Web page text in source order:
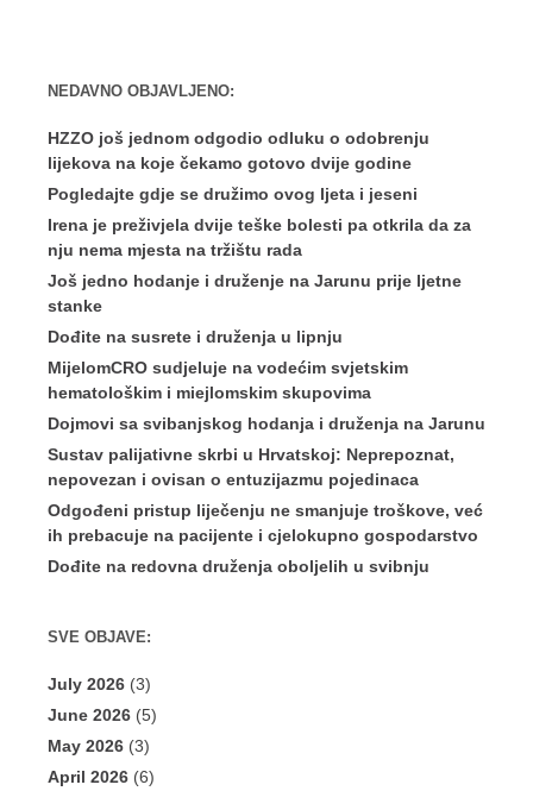
NEDAVNO OBJAVLJENO:
HZZO još jednom odgodio odluku o odobrenju
lijekova na koje čekamo gotovo dvije godine
Pogledajte gdje se družimo ovog ljeta i jeseni
Irena je preživjela dvije teške bolesti pa otkrila da za
nju nema mjesta na tržištu rada
Još jedno hodanje i druženje na Jarunu prije ljetne
stanke
Dođite na susrete i druženja u lipnju
MijelomCRO sudjeluje na vodećim svjetskim
hematološkim i miejlomskim skupovima
Dojmovi sa svibanjskog hodanja i druženja na Jarunu
Sustav palijativne skrbi u Hrvatskoj: Neprepoznat,
nepovezan i ovisan o entuzijazmu pojedinaca
Odgođeni pristup liječenju ne smanjuje troškove, već
ih prebacuje na pacijente i cjelokupno gospodarstvo
Dođite na redovna druženja oboljelih u svibnju
SVE OBJAVE:
July 2026 (3)
June 2026 (5)
May 2026 (3)
April 2026 (6)